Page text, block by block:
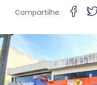
Financiamento
Favoritos
Anuncie
Compartilhe: